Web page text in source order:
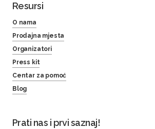
Resursi
O nama
Prodajna mjesta
Organizatori
Press kit
Centar za pomoć
Blog
Prati nas i prvi saznaj!